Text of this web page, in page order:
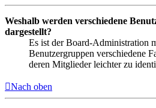
Weshalb werden verschiedene
dargestellt?
Es ist der Board-Administration
Benutzergruppen verschiedene
deren Mitglieder leichter zu
Nach oben